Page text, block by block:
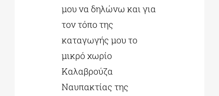
μου να δηλώνω και για
τον τόπο της
καταγωγής μου το
μικρό χωρίο
Καλαβρούζα
Ναυπακτίας της